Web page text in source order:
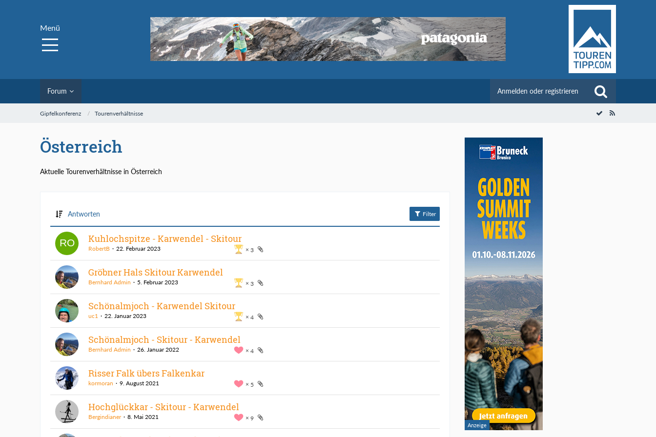
Menü
Forum Anmelden oder registrieren
Gipfelkonferenz Tourenverhältnisse
Österreich
Aktuelle Tourenverhältnisse in Österreich
Antworten Filter
Kuhlochspitze - Karwendel - Skitour
3
RobertB 22. Februar 2023
Gröbner Hals Skitour Karwendel
3
Bernhard Admin 5. Februar 2023
Schönalmjoch - Karwendel Skitour
4
uc1 22. Januar 2023
Schönalmjoch - Skitour - Karwendel
4
Bernhard Admin 26. Januar 2022
Risser Falk übers Falkenkar
5
kormoran 9. August 2021
Hochglückkar - Skitour - Karwendel
9
Bergindianer 8. Mai 2021